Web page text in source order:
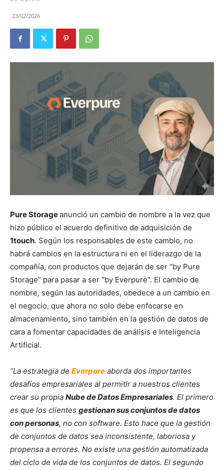
23/02/2026
Pure Storageanunció un cambio de nombre a la vez que
hizo público el acuerdo definitivo de adquisición de
1touch. Según los responsables de este cambio, no
habrá cambios en la estructura ni en el liderazgo de la
compañía, con productos que dejarán de ser “by Pure
Storage” para pasar a ser “by Everpure”. El cambio de
nombre, según las autoridades, obedece a un cambio en
el negocio, que ahora no solo debe enfocarse en
almacenamiento, sino también en la gestión de datos de
cara a fomentar capacidades de análisis e Inteligencia
Artificial.
“La estrategia de Everpure aborda dos importantes
desafíos empresariales al permitir a nuestros clientes
crear su propia Nube de Datos Empresariales. El primero
es que los clientes gestionan sus conjuntos de datos
con personas, no con software. Esto hace que la gestión
de conjuntos de datos sea inconsistente, laboriosa y
propensa a errores. No existe una gestión automatizada
del ciclo de vida de los conjuntos de datos. El segundo